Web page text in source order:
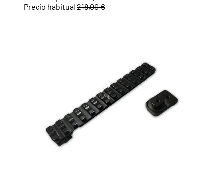
Precio habitual 218,00 €